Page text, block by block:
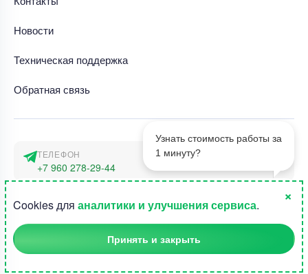
1
Узнать стоимость работы за
1 минуту?
Новости
Техническая поддержка
Обратная связь
ТЕЛЕФОН
+7 960 278-29-44
г. Москва, наб. Тараса Шевченко 23а
©2015-2026, Студландия -
Cookies для аналитики и улучшения сервиса.
×
Принять и закрыть